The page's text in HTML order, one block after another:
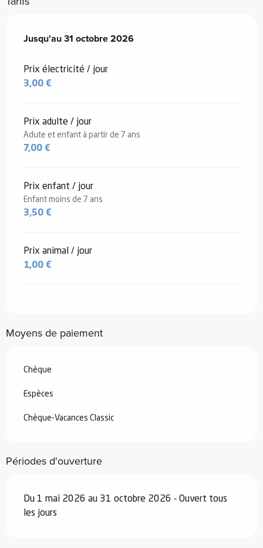
Du1 mai 2026au31 octobre 2026
Jusqu'au31 octobre 2026
Prix électricité / jour
3,00 €
Prix adulte / jour
Adute et enfant à partir de 7 ans
7,00 €
Prix enfant / jour
Enfant moins de 7 ans
3,50 €
Prix animal / jour
1,00 €
Moyens de paiement
Chèque
Espèces
Chèque-Vacances Classic
Périodes d'ouverture
Du 1 mai 2026 au 31 octobre 2026 - Ouvert tous
les jours